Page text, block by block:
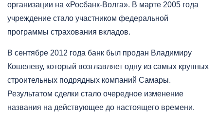
организации на «Росбанк-Волга». В марте 2005 года
учреждение стало участником федеральной
программы страхования вкладов.
В сентябре 2012 года банк был продан Владимиру
Кошелеву, который возглавляет одну из самых крупных
строительных подрядных компаний Самары.
Результатом сделки стало очередное изменение
названия на действующее до настоящего времени.